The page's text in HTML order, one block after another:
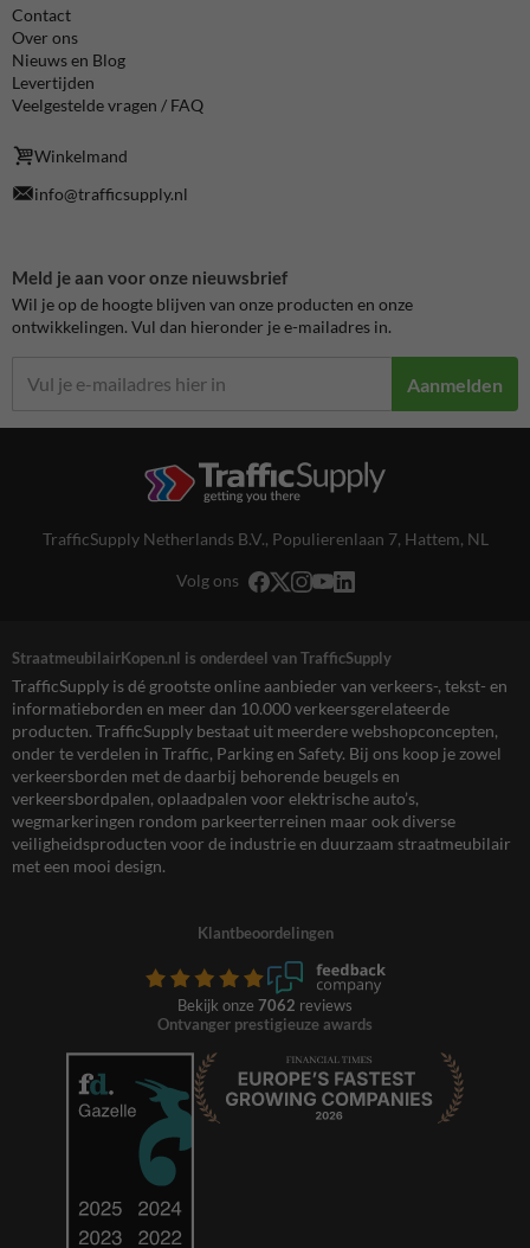
Contact
Over ons
Nieuws en Blog
Levertijden
Veelgestelde vragen / FAQ
Winkelmand
info@trafficsupply.nl
Meld je aan voor onze nieuwsbrief
Wil je op de hoogte blijven van onze producten en onze
ontwikkelingen. Vul dan hieronder je e-mailadres in.
Aanmelden
TrafficSupply Netherlands B.V., Populierenlaan 7, Hattem, NL
Volg ons
StraatmeubilairKopen.nl is onderdeel van TrafficSupply
TrafficSupply is dé grootste online aanbieder van verkeers-, tekst- en
informatieborden en meer dan 10.000 verkeersgerelateerde
producten. TrafficSupply bestaat uit meerdere webshopconcepten,
onder te verdelen in Traffic, Parking en Safety. Bij ons koop je zowel
verkeersborden met de daarbij behorende beugels en
verkeersbordpalen, oplaadpalen voor elektrische auto’s,
wegmarkeringen rondom parkeerterreinen maar ook diverse
veiligheidsproducten voor de industrie en duurzaam straatmeubilair
met een mooi design.
Klantbeoordelingen
Bekijk onze 7062 reviews
Ontvanger prestigieuze awards